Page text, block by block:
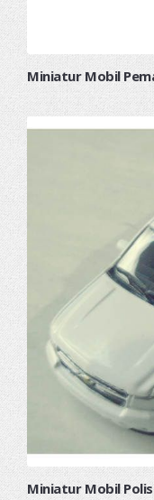
Miniatur Mobil
Miniatur Mobil